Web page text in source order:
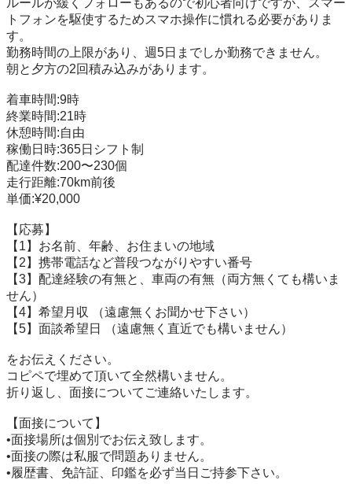
ルールが緩くフォローもあるので初心者向けですが、スマー
トフォンを駆使するためスマホ操作に慣れる必要がありま
す。
勤務時間の上限があり、週5日までしか勤務できません。
朝と夕方の2回積み込みがあります。
着車時間:9時
終業時間:21時
休憩時間:自由
稼働日時:365日シフト制
配達件数:200〜230個
走行距離:70km前後
単価:¥20,000
【応募】
【1】お名前、年齢、お住まいの地域
【2】携帯電話など普段つながりやすい番号
【3】配達経験の有無と、車両の有無（両方無くても構いま
せん）
【4】希望月収 （遠慮無くお聞かせ下さい）
【5】面談希望日 （遠慮無く直近でも構いません）
をお伝えください。
コピペで埋めて頂いて全然構いません。
折り返し、面接についてご連絡いたします。
【面接について】
•面接場所は個別でお伝え致します。
•面接の際は私服で問題ありません。
•履歴書、免許証、印鑑を必ず当日ご持参下さい。